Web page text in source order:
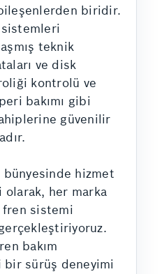
biridir.
teknik
ve disk
kontrolü ve
bakımı gibi
güvenilir
bünyesinde hizmet
olarak, her marka
fren sistemi
bakım
sürüş deneyimi